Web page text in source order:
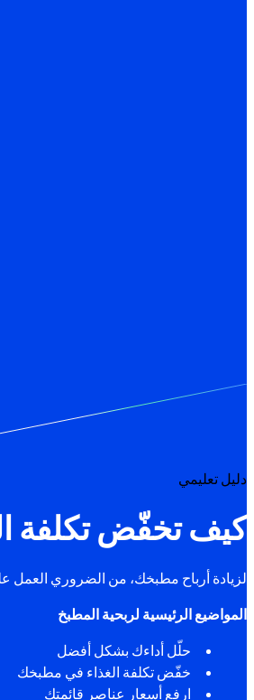
دليل تعليمي
كيف تخفّض تكلفة
لزيادة أرباح مطبخك، من الضروري العمل
المواضيع الرئيسية لربحية المطبخ
حلّل أداءك بشكل أفضل
خفّض تكلفة الغذاء في مطبخك
ارفع أسعار عناصر قائمتك